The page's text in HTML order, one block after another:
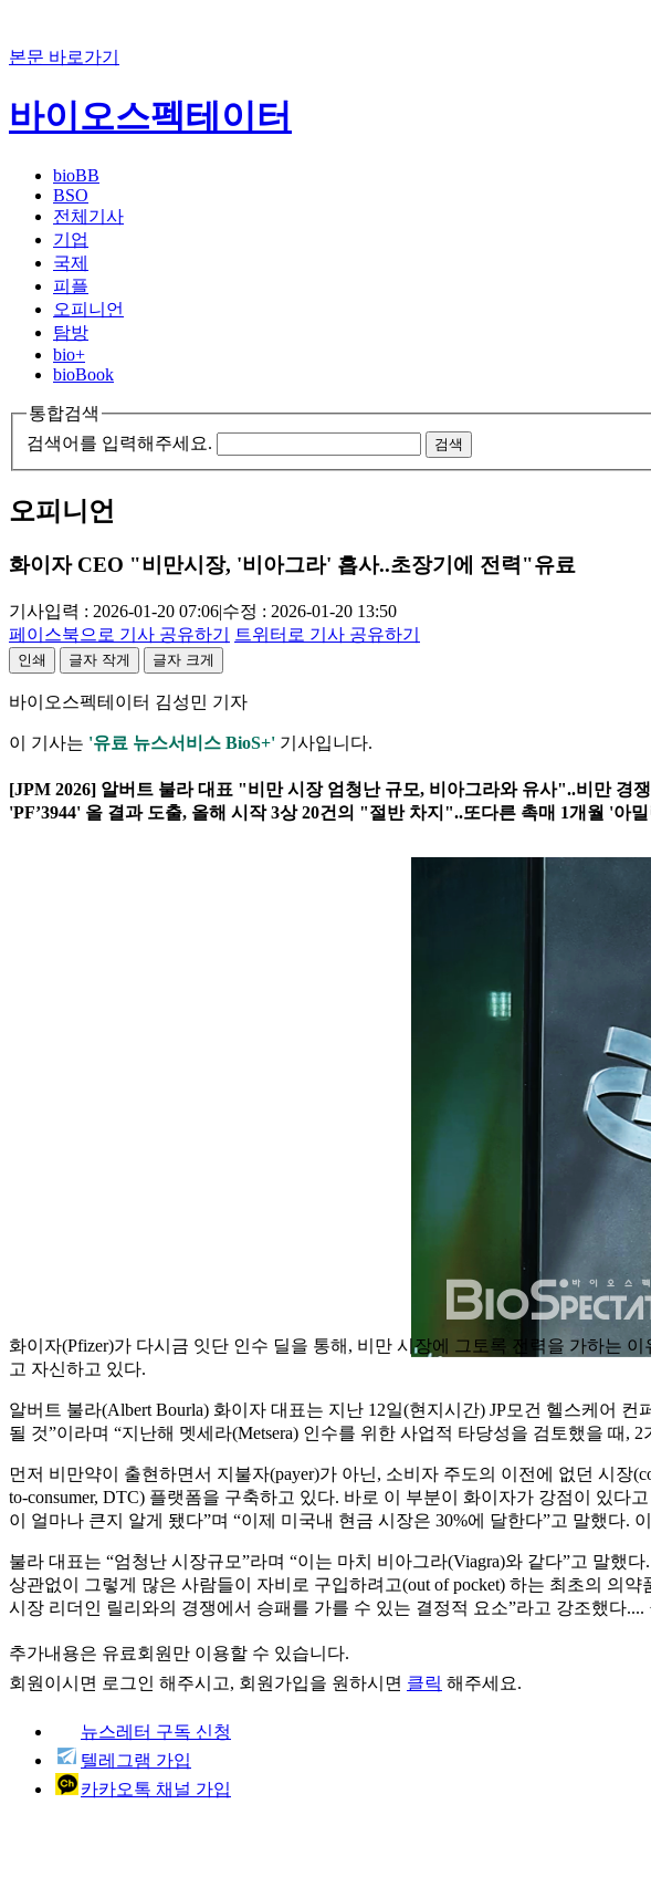
본문 바로가기
바이오스펙테이터
bioBB
BSO
전체기사
기업
국제
피플
오피니언
탐방
bio+
bioBook
통합검색
검색어를 입력해주세요.
검색
오피니언
화이자 CEO "비만시장, '비아그라' 흡사..초장기에 전력"유료
기사입력 : 2026-01-20 07:06|수정 : 2026-01-20 13:50
페이스북으로 기사 공유하기
트위터로 기사 공유하기
인쇄 글자 작게 글자 크게
바이오스펙테이터 김성민 기자
이 기사는 '유료 뉴스서비스 BioS+' 기사입니다.
[JPM 2026] 알버트 불라 대표 "비만 시장 엄청난 규모, 비아그라와 유사"..비만 경
'PF’3944' 올 결과 도출, 올해 시작 3상 20건의 "절반 차지"..또다른 촉매 1개월 '아
화이자(Pfizer)가 다시금 잇단 인수 딜을 통해, 비만 시장에 그토록 전력을 가하는
고 자신하고 있다.
알버트 불라(Albert Bourla) 화이자 대표는 지난 12일(현지시간) JP모건 헬스케어
될 것”이라며 “지난해 멧세라(Metsera) 인수를 위한 사업적 타당성을 검토했을 때,
먼저 비만약이 출현하면서 지불자(payer)가 아닌, 소비자 주도의 이전에 없던 시장
to-consumer, DTC) 플랫폼을 구축하고 있다. 바로 이 부분이 화이자가 강점이 있다
이 얼마나 큰지 알게 됐다”며 “이제 미국내 현금 시장은 30%에 달한다”고 말했다.
불라 대표는 “엄청난 시장규모”라며 “이는 마치 비아그라(Viagra)와 같다”고 말
상관없이 그렇게 많은 사람들이 자비로 구입하려고(out of pocket) 하는 최초의 의
시장 리더인 릴리와의 경쟁에서 승패를 가를 수 있는 결정적 요소”라고 강조했다....
추가내용은 유료회원만 이용할 수 있습니다.
회원이시면 로그인 해주시고, 회원가입을 원하시면 클릭 해주세요.
뉴스레터 구독 신청
텔레그램 가입
카카오톡 채널 가입